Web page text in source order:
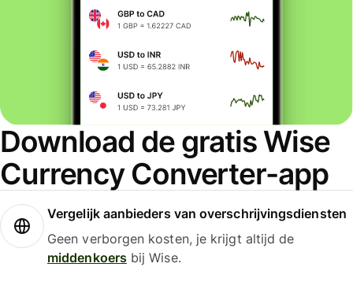
Download de gratis Wise
Currency Converter-app
Vergelijk aanbieders van overschrijvingsdiensten
Geen verborgen kosten, je krijgt altijd de
middenkoersbij Wise.